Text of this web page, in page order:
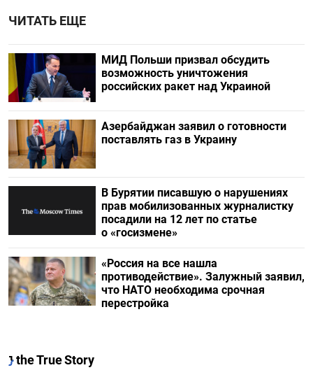
ЧИТАТЬ ЕЩЕ
МИД Польши призвал обсудить
возможность уничтожения
российских ракет над Украиной
Азербайджан заявил о готовности
поставлять газ в Украину
В Бурятии писавшую о нарушениях
прав мобилизованных журналистку
посадили на 12 лет по статье
о «госизмене»
«Россия на все нашла
противодействие». Залужный заявил,
что НАТО необходима срочная
перестройка